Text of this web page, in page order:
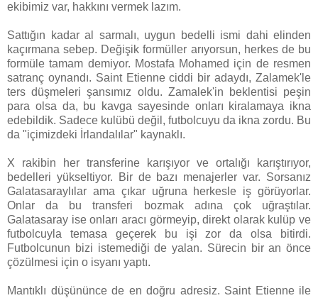
ekibimiz var, hakkını vermek lazım.
Sattığın kadar al sarmalı, uygun bedelli ismi dahi elinden
kaçırmana sebep. Değişik formüller arıyorsun, herkes de bu
formüle tamam demiyor. Mostafa Mohamed için de resmen
satranç oynandı. Saint Etienne ciddi bir adaydı, Zalamek'le
ters düşmeleri şansımız oldu. Zamalek'in beklentisi peşin
para olsa da, bu kavga sayesinde onları kiralamaya ikna
edebildik. Sadece kulübü değil, futbolcuyu da ikna zordu. Bu
da "içimizdeki İrlandalılar" kaynaklı.
X rakibin her transferine karışıyor ve ortalığı karıştırıyor,
bedelleri yükseltiyor. Bir de bazı menajerler var. Sorsanız
Galatasaraylılar ama çıkar uğruna herkesle iş görüyorlar.
Onlar da bu transferi bozmak adına çok uğraştılar.
Galatasaray ise onları aracı görmeyip, direkt olarak kulüp ve
futbolcuyla temasa geçerek bu işi zor da olsa bitirdi.
Futbolcunun bizi istemediği de yalan. Sürecin bir an önce
çözülmesi için o isyanı yaptı.
Mantıklı düşününce de en doğru adresiz. Saint Etienne ile